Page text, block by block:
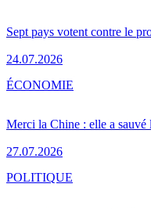
Sept pays votent contre le
24.07.2026
Merci la Chine : elle a sauvé
27.07.2026
ÉCONOMIE
POLITIQUE